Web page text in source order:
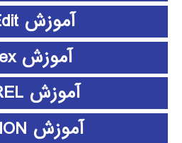
آموزش L-Edit
آموزش Latex
آموزش LISREL
آموزش LUMION